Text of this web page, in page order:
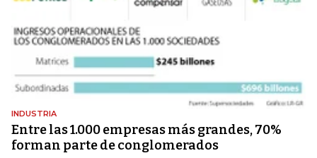
INDUSTRIA
Entre las 1.000 empresas más grandes, 70%
forman parte de conglomerados